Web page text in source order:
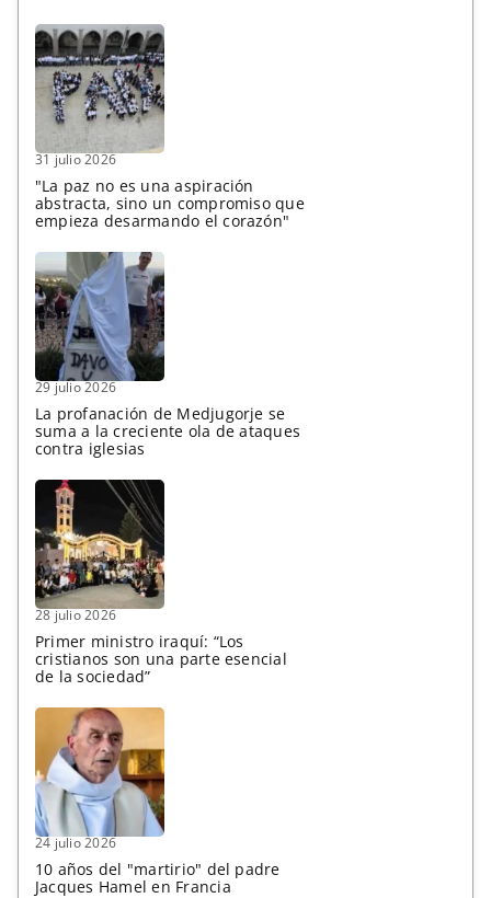
31 julio 2026
"La paz no es una aspiración
abstracta, sino un compromiso que
empieza desarmando el corazón"
29 julio 2026
La profanación de Medjugorje se
suma a la creciente ola de ataques
contra iglesias
28 julio 2026
Primer ministro iraquí: “Los
cristianos son una parte esencial
de la sociedad”
24 julio 2026
10 años del "martirio" del padre
Jacques Hamel en Francia